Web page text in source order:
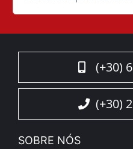
(+30)
(+30)
SOBRE NÓS